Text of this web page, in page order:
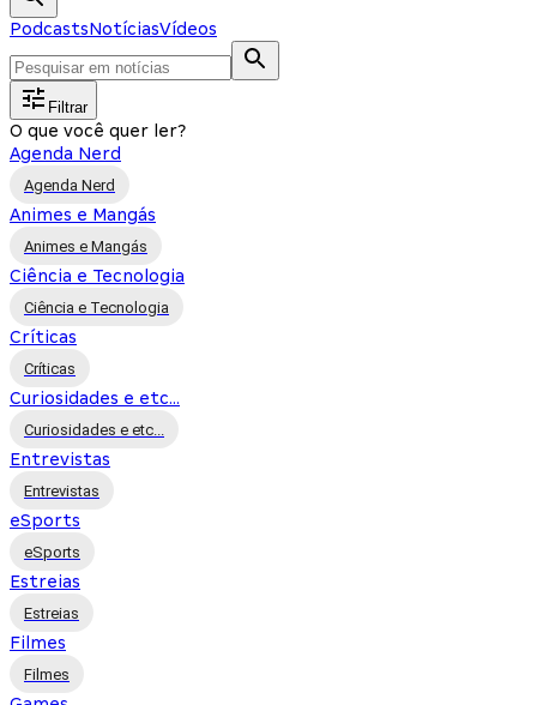
PodcastsNotíciasVídeos
Filtrar
O que você quer ler?
Agenda Nerd
Agenda Nerd
Animes e Mangás
Animes e Mangás
Ciência e Tecnologia
Ciência e Tecnologia
Críticas
Críticas
Curiosidades e etc...
Curiosidades e etc...
Entrevistas
Entrevistas
eSports
eSports
Estreias
Estreias
Filmes
Filmes